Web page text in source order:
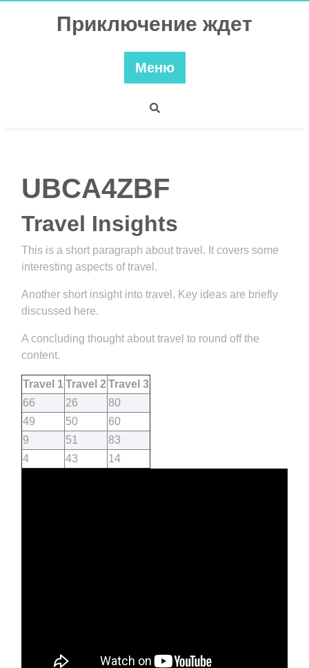
Приключение ждет
Меню
UBCA4ZBF
Travel Insights
This is a short paragraph about travel. It covers some
interesting aspects of travel.
Another short insight into travel. Key ideas are briefly
discussed here.
A concluding thought about travel to round off the
content.
Travel 1Travel 2 Travel 3
66
26
80
49
50
60
9
51
83
4
43 14